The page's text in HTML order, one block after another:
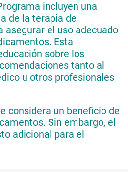
incluyen una
de la terapia de
asegurar el uso adecuado
Esta
sobre los
tanto al
u otros profesionales
considera un beneficio de
Sin embargo, el
adicional para el